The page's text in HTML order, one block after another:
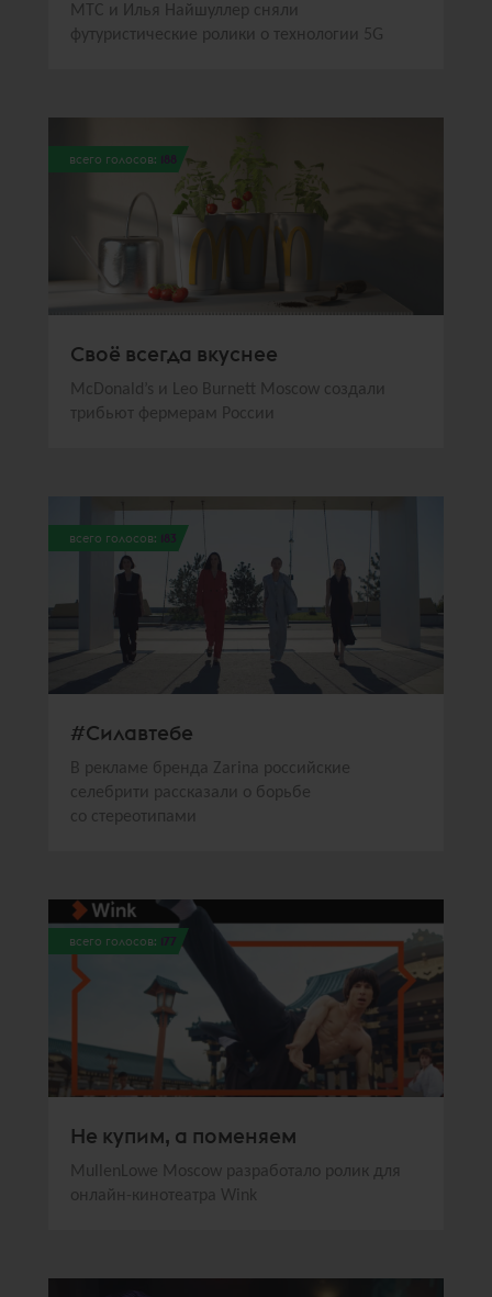
МТС и Илья Найшуллер сняли
футуристические ролики о технологии 5G
всего голосов: 188
Своё всегда вкуснее
McDonald’s и Leo Burnett Moscow создали
трибьют фермерам России
всего голосов: 183
#Силавтебе
В рекламе бренда Zarina российские
селебрити рассказали о борьбе
со стереотипами
всего голосов: 177
Не купим, а поменяем
MullenLowe Moscow разработало ролик для
онлайн-кинотеатра Wink